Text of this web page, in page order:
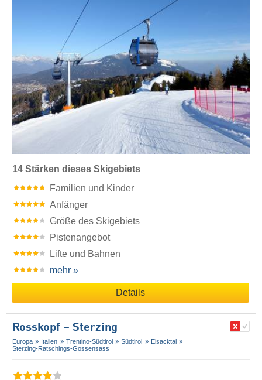
14 Stärken dieses Skigebiets
Familien und Kinder
Anfänger
Größe des Skigebiets
Pistenangebot
Lifte und Bahnen
mehr »
Details
Rosskopf – Sterzing
Europa Italien Trentino-Südtirol Südtirol
Eisacktal
Sterzing-Ratschings-Gossensass